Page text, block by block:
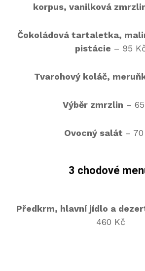
korpus, vanilková
Čokoládová tartaletka,
pistácie – 95
Tvarohový koláč,
Výběr zmrzlin –
Ovocný salát –
3 chodové
Předkrm, hlavní jídlo a
460 Kč